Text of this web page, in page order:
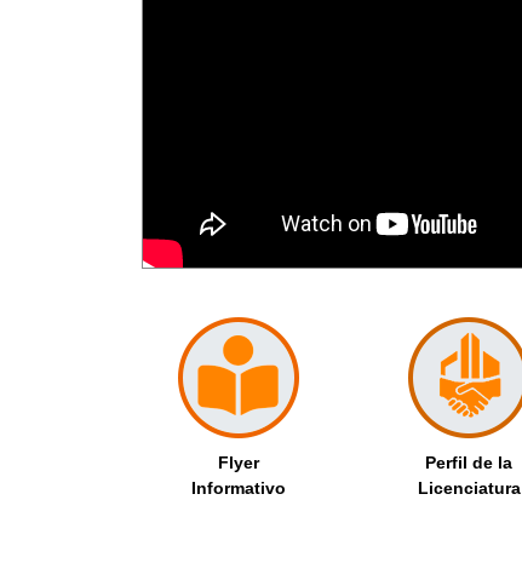
Flyer
Informativo
Perfil de la
Licenciatura